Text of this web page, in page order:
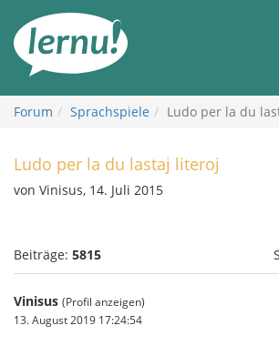
Inhalt
Forum Sprachspiele Ludo per la du
Ludo per la du lastaj literoj
von Vinisus, 14. Juli 2015
Beiträge: 5815
Vinisus (Profil anzeigen)
13. August 2019 17:24:54